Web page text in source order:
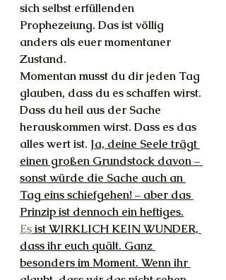
sich selbst erfüllenden
Prophezeiung. Das ist völlig
anders als euer momentaner
Zustand.
Momentan musst du dir jeden Tag
glauben, dass du es schaffen wirst.
Dass du heil aus der Sache
herauskommen wirst. Dass es das
alles wert ist. Ja, deine Seele trägt
einen großen Grundstock davon –
sonst würde die Sache auch an
Tag eins schiefgehen! – aber das
Prinzip ist dennoch ein heftiges.
Es ist WIRKLICH KEIN WUNDER,
dass ihr euch quält. Ganz
besonders im Moment. Wenn ihr